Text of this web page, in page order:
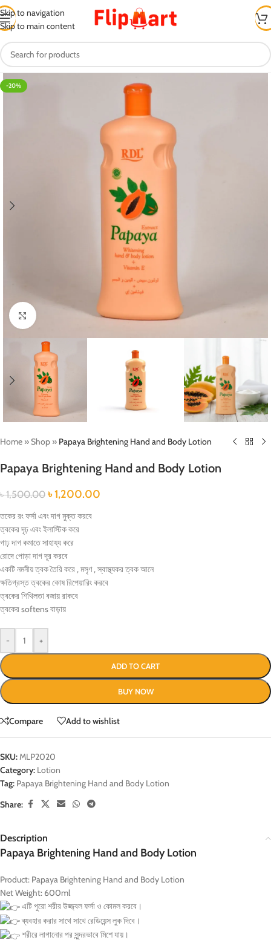
Skip to navigation
Skip to main content
-20%
Click to enlarge
Home »Shop » Papaya Brightening Hand and Body Lotion
Papaya Brightening Hand and Body Lotion
৳1,500.00 ৳1,200.00
তকের রং ফর্সা এবং দাগ মুক্ত করবে
ত্বকের দৃঢ় এবং ইলাস্টিক করে
গাঢ় দাগ কমাতে সাহায্য করে
রোদে পোড়া দাগ দূর করবে
একটি নমনীয় ত্বক তৈরি করে , মসৃণ , স্বাস্থ্যকর ত্বক আনে
ক্ষতিগ্রস্ত ত্বকের কোষ রিপেয়ারিং করবে
ত্বকের শিথিলতা বজায় রাকবে
ত্বকের softens বাড়ায়
- +
ADD TO CART
BUY NOW
Compare Add to wishlist
SKU:MLP2020
Category: Lotion
Tag: Papaya Brightening Hand and Body Lotion
Share:
Description
Papaya Brightening Hand and Body Lotion
Product: Papaya Brightening Hand and Body Lotion
Net Weight: 600ml
এটি পুরো শরীর উজ্জ্বল ফর্সা ও কোমল করবে।
ব্যবহার করার সাথে সাথে রেডিয়েন্স লুক দিবে।
শরীরে লাগানোর পর সুন্দরভাবে মিশে যায়।